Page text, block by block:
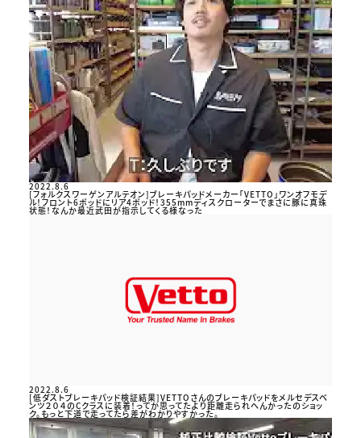
2022.8.6
[フォルクスワーゲンアルテオン]ブレーキパッドメーカー「VETTO」ワンオフモデ
ル！フロント6ポッドにリア4ポッド！355mmディスクローターでまさに豚に真珠
状態！なんか最近武田が指示してくる様なった
2022.8.6
[低ダストブレーキパッド検証結果]VETTOさんのブレーキパッドをメルセデスベ
ンツ２０４のCクラスに装着！ってか思ってたより距離走られへんかったのショッ
ク。もっと下道で走ってたら差がわかりやすかった。